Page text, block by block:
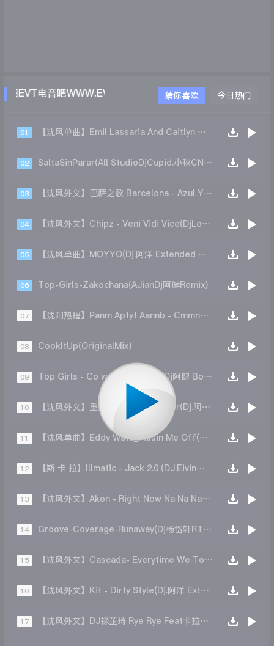
阳EVT电音吧WWW.EVTDJ.COM 猜你喜欢 今日热门
01 【沈风单曲】Emil Lassaria And Caitlyn 风琴(DJ凯利 Mix)
02 SaltaSinParar(All StudioDjCupid.小秋CN-EDM)
03 【沈风外文】巴萨之歌 Barcelona - Azul Y Grana Mi Pasion(DJ王贺 Mix)
04 【沈风外文】Chipz - Veni Vidi Vice(DjLocke 2023 Remix)
05 【沈风单曲】MOYYO(Dj.阿洋 Extended Mix)
06 Top-Girls-Zakochana(AJianDj阿健Remix)
07 【沈阳热播】Panm Aptyt Aannb - Cmmna( DJ凯利 Mix）
08 CookItUp(OriginalMix)
09 Top Girls - Co w sercu masz (Dj阿健 Bootleg Mix)
10 【沈风外文】重力激光 Gravity laser(Dj.阿洋 Extended Mix)
11 【沈风单曲】Eddy Wata_Pissin Me Off(DjCupid小秋 Re-Work)
12 【斯 卡 拉】Illmatic - Jack 2.0 (DJ.Eivin一文 Extended Mix)
13 【沈风外文】Akon - Right Now Na Na Na(Spark Rmx)
14 Groove-Coverage-Runaway(Dj杨岱轩RTERemix)
15 【沈风外文】Cascada- Everytime We Touch(Dj Locke Extended Mix)
16 【沈风外文】Kit - Dirty Style(Dj.阿洋 Extended Mix)
17 【沈风外文】DJ禄芷琦 Rye Rye Feat卡拉轰炸机